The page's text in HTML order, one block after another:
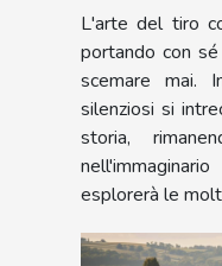
L'arte del tiro
portando con
scemare mai.
silenziosi si
storia,
esplorerà le